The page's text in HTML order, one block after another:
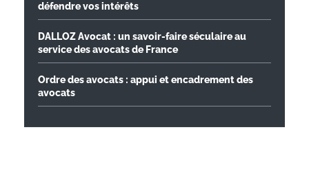
défendre vos intérêts
DALLOZ Avocat : un savoir-faire séculaire au
service des avocats de France
Ordre des avocats : appui et encadrement des
avocats